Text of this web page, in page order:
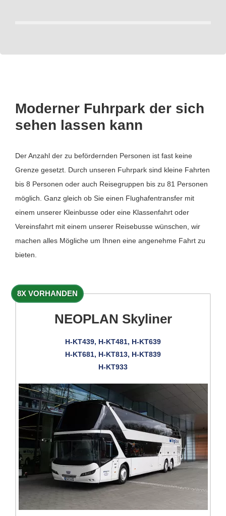
Moderner Fuhrpark der sich
sehen lassen kann
Der Anzahl der zu befördernden Personen ist fast keine
Grenze gesetzt. Durch unseren Fuhrpark sind kleine Fahrten
bis 8 Personen oder auch Reisegruppen bis zu 81 Personen
möglich. Ganz gleich ob Sie einen Flughafentransfer mit
einem unserer Kleinbusse oder eine Klassenfahrt oder
Vereinsfahrt mit einem unserer Reisebusse wünschen, wir
machen alles Mögliche um Ihnen eine angenehme Fahrt zu
bieten.
8X VORHANDEN
NEOPLAN Skyliner
H-KT439, H-KT481, H-KT639
H-KT681, H-KT813, H-KT839
H-KT933